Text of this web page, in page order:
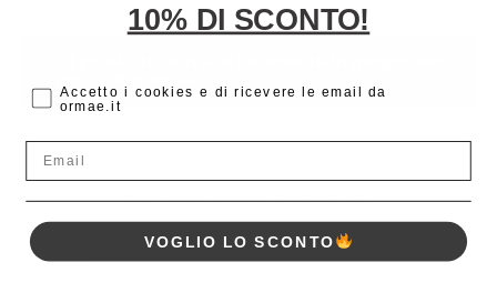
Aggiungi alla lista dei desideri
COD:
Categorie:JEANS,OUTLET
10% DI SCONTO!
cc Accetto i cookies e di ricevere le email da
ormae.it
Email
VOGLIO LO SCONTO